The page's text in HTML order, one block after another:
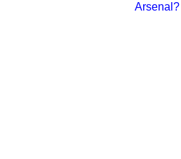
Arsenal?